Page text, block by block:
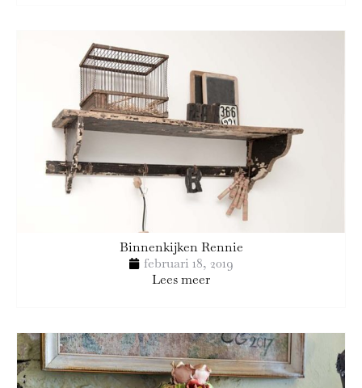
Binnenkijken Rennie
februari 18, 2019
Lees meer